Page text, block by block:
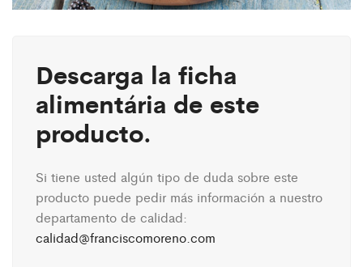
Descarga la ficha
alimentária de este
producto.
Si tiene usted algún tipo de duda sobre este
producto puede pedir más información a nuestro
departamento de calidad:
calidad@franciscomoreno.com